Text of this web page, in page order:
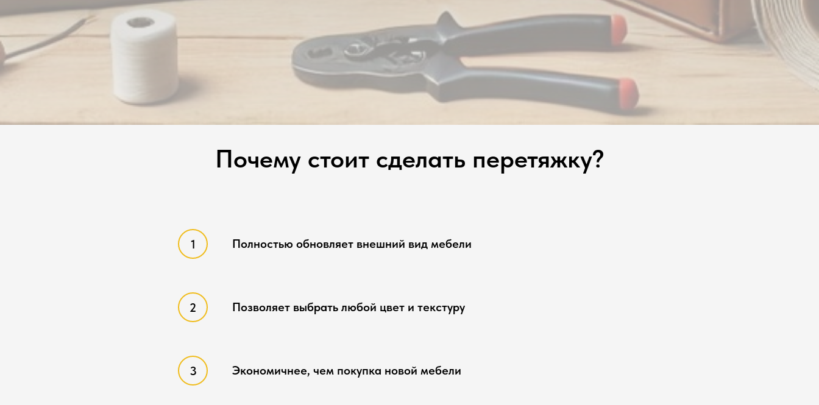
Почему стоит сделать перетяжку?
Полностью обновляет внешний вид мебели
Позволяет выбрать любой цвет и текстуру
Экономичнее, чем покупка новой мебели